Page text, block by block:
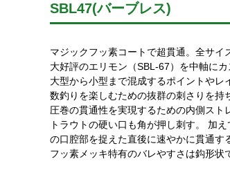
SBL47(バーブレス)
マジックフッ素コートで超貫通。全サイ
大好評のエリモン（SBL-67）を中軸にカ
大型から小型まで混成するポイントや
数釣りを楽しむための抜群の刺さりを持
圧巻の貫通性を実現するための内側スト
トラウトの硬い口も角が押し刺す。 加
の口腔部を捉えた直後に速やかに貫通す
フッ素メッキ特有のバレやすさは鈎形状